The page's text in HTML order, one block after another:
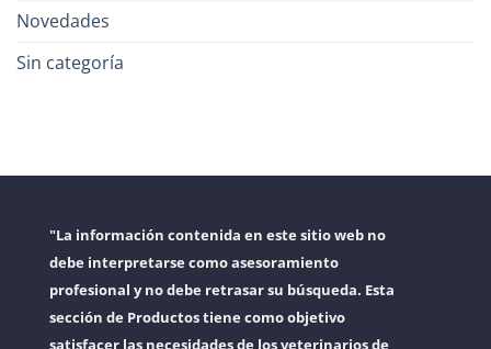
Novedades
Sin categoría
"La información contenida en este sitio web no
debe interpretarse como asesoramiento
profesional y no debe retrasar su búsqueda. Esta
sección de Productos tiene como objetivo
satisfacer las necesidades de los veterinarios de